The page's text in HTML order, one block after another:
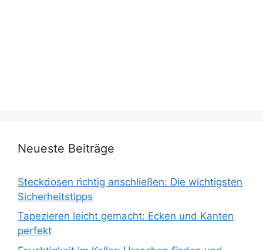
Neueste Beiträge
Steckdosen richtig anschließen: Die wichtigsten
Sicherheitstipps
Tapezieren leicht gemacht: Ecken und Kanten
perfekt